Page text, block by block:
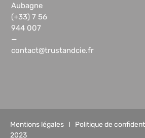
Aubagne
(+33) 7 56
944 007
—
contact@trustandcie.fr
Mentions légales I Politique de
2023